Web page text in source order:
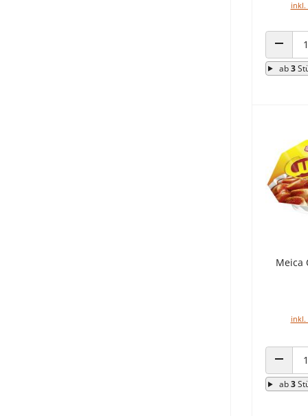
inkl.
ab3
Meica
inkl.
ab3